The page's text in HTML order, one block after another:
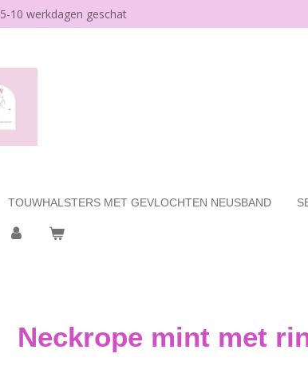
5-10 werkdagen geschat
TOUWHALSTERS MET GEVLOCHTEN NEUSBAND
Neckrope mint met